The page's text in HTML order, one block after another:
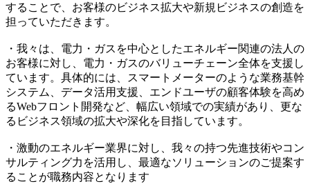
することで、お客様のビジネス拡大や新規ビジネスの創造を
担っていただきます。
・我々は、電力・ガスを中心としたエネルギー関連の法人の
お客様に対し、電力・ガスのバリューチェーン全体を支援し
ています。具体的には、スマートメーターのような業務基幹
システム、データ活用支援、エンドユーザの顧客体験を高め
るWebフロント開発など、幅広い領域での実績があり、更な
るビジネス領域の拡大や深化を目指しています。
・激動のエネルギー業界に対し、我々の持つ先進技術やコン
サルティング力を活用し、最適なソリューションのご提案す
ることが職務内容となります